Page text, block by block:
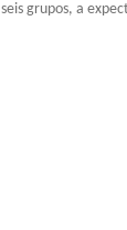
grupos, a